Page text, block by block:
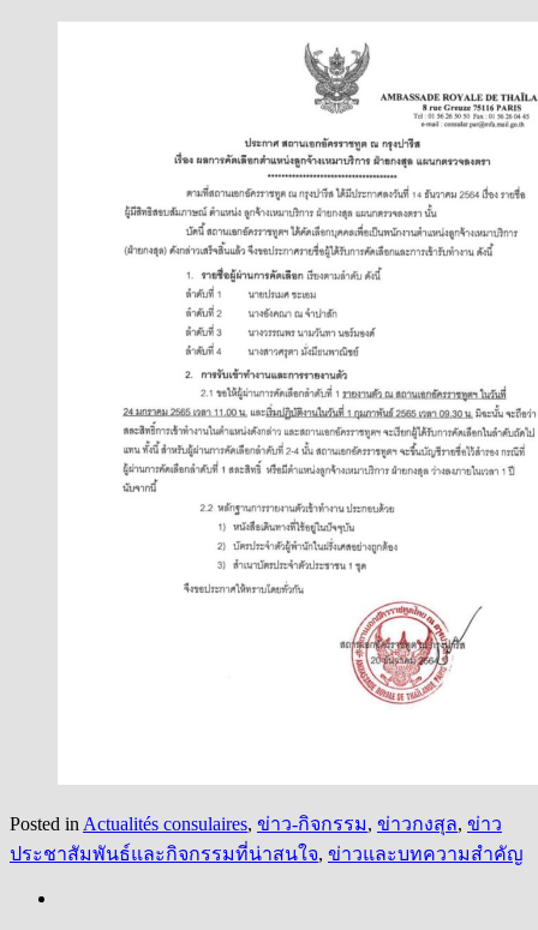
Posted in Actualités consulaires, ข่าว-กิจกรรม, ข่าวกงสุล, ข่าว
ประชาสัมพันธ์และกิจกรรมที่น่าสนใจ, ข่าวและบทความสำคัญ